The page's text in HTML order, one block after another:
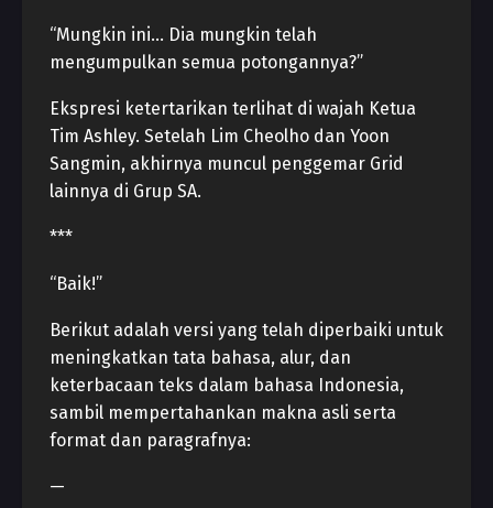
“Mungkin ini… Dia mungkin telah
mengumpulkan semua potongannya?”
Ekspresi ketertarikan terlihat di wajah Ketua
Tim Ashley. Setelah Lim Cheolho dan Yoon
Sangmin, akhirnya muncul penggemar Grid
lainnya di Grup SA.
***
“Baik!”
Berikut adalah versi yang telah diperbaiki untuk
meningkatkan tata bahasa, alur, dan
keterbacaan teks dalam bahasa Indonesia,
sambil mempertahankan makna asli serta
format dan paragrafnya:
—